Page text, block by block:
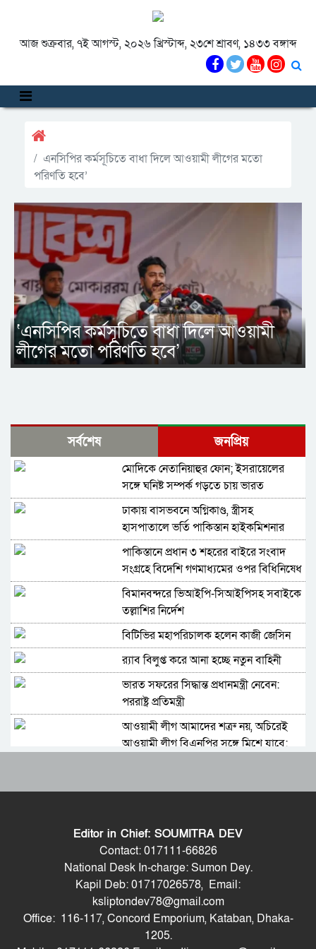
আজ শুক্রবার, ৭ই আগস্ট, ২০২৬ খ্রিস্টাব্দ, ২৩শে শ্রাবণ, ১৪৩৩ বঙ্গাব্দ
এনসিপির কর্মসূচিতে বাধা দিলে আওয়ামী লীগের মতো
পরিণতি হবে’
‘এনসিপির কর্মসূচিতে বাধা দিলে আওয়ামী
লীগের মতো পরিণতি হবে’
সর্বশেষ জনপ্রিয়
মোদিকে নেতানিয়াহুর ফোন; ইসরায়েলের
সঙ্গে ঘনিষ্ট সম্পর্ক গড়তে চায় ভারত
ঢাকায় বাসভবনে অগ্নিকাণ্ড, স্ত্রীসহ
হাসপাতালে ভর্তি পাকিস্তান হাইকমিশনার
পাকিস্তানে প্রধান ৩ শহরের বাইরে সংবাদ
সংগ্রহে বিদেশি গণমাধ্যমের ওপর বিধিনিষেধ
বিমানবন্দরে ভিআইপি-সিআইপিসহ সবাইকে
তল্লাশির নির্দেশ
বিটিভির মহাপরিচালক হলেন কাজী জেসিন
র‍্যাব বিলুপ্ত করে আনা হচ্ছে নতুন বাহিনী
ভারত সফরের সিদ্ধান্ত প্রধানমন্ত্রী নেবেন:
পররাষ্ট্র প্রতিমন্ত্রী
আওয়ামী লীগ আমাদের শত্রু নয়, অচিরেই
আওয়ামী লীগ বিএনপির সঙ্গে মিশে যাবে:
বাংলাদেশে যা চলছে, সেটা অমানবিক:
পুলিশের ৭ কর্মকর্তাকে বদলি
পাইপলাইনের মাধ্যমে ভারত থেকে আরও
বেশি ডিজেল চেয়েছি: জ্বালানিমন্ত্রী
শহীদ আহসান জুলাই যোদ্ধা নন—দাবি
বিএনপি নেতার, জামায়াত নেতা বললেন,
‘সারজিসও ছাত্রলীগ করতেন’
যথাযোগ্য মর্যাদায় সিলেটে জুলাই
Editor in Chief: SOUMITRA DEV
Contact: 017111-66826
National Desk In-charge: Sumon Dey.
Kapil Deb: 01717026578, Email:
ksliptondev78@gmail.com
Office: 116-117, Concord Emporium, Kataban, Dhaka-
1205.